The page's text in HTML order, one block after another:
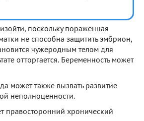
поскольку поражённая
не способна защитить эмбрион,
чужеродным телом для
отторгается. Беременность может
может также вызвать развитие
неполноценности.
правосторонний хронический